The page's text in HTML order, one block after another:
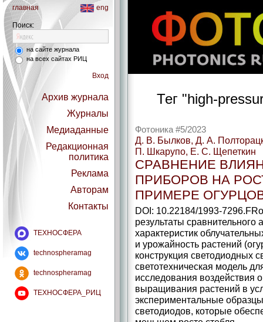
главная eng
Поиск:
на сайте журнала
на всех сайтах РИЦ
Вход
Архив журнала
Журналы
Медиаданные
Редакционная
политика
Реклама
Авторам
Контакты
ТЕХНОСФЕРА
technospheramag
technospheramag
ТЕХНОСФЕРА_РИЦ
Тег "high-
Фотоника #5/2023
Д. В. Былков, Д. А.
П. Шкарупо, Е. С. Щепеткин
СРАВНЕНИЕ
ПРИБОРОВ НА
ПРИМЕРЕ
DOI: 10.22184/1993-
результаты сравнительного
характеристик
и урожайность растений
конструкция светодиодных
светотехническая модель
исследования воздействия
выращивания растений в
экспериментальные
светодиодов, которые